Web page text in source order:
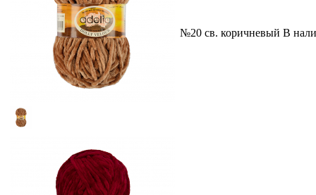
№20 св. коричневый В